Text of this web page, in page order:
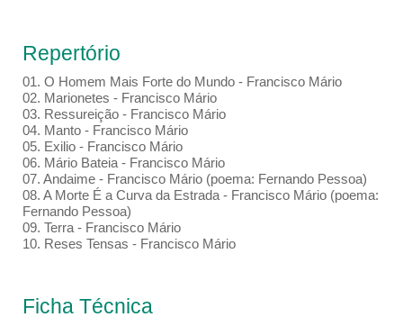
Repertório
01. O Homem Mais Forte do Mundo - Francisco Mário
02. Marionetes - Francisco Mário
03. Ressureição - Francisco Mário
04. Manto - Francisco Mário
05. Exilio - Francisco Mário
06. Mário Bateia - Francisco Mário
07. Andaime - Francisco Mário (poema: Fernando Pessoa)
08. A Morte É a Curva da Estrada - Francisco Mário (poema:
Fernando Pessoa)
09. Terra - Francisco Mário
10. Reses Tensas - Francisco Mário
Ficha Técnica